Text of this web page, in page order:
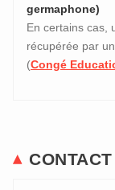
germaphone)
En certains cas,
récupérée par
(Congé